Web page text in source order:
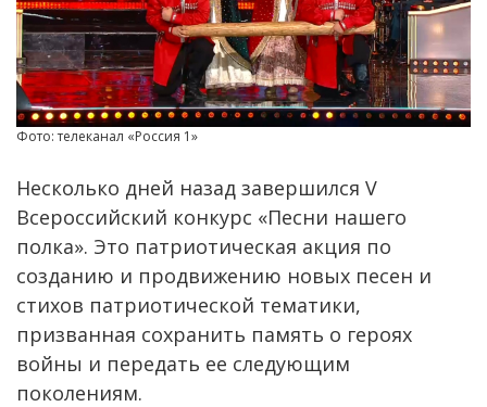
Фото: телеканал «Россия 1»
Несколько дней назад завершился V
Всероссийский конкурс «Песни нашего
полка». Это патриотическая акция по
созданию и продвижению новых песен и
стихов патриотической тематики,
призванная сохранить память о героях
войны и передать ее следующим
поколениям.